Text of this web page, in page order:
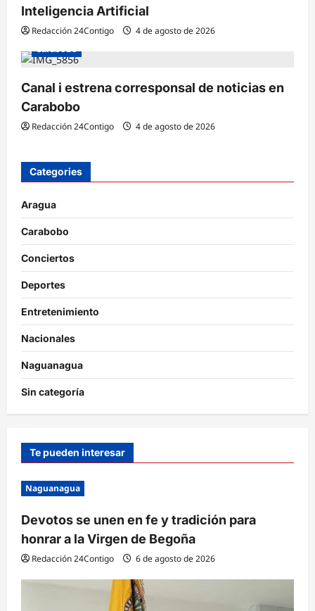
Inteligencia Artificial
Redacción 24Contigo
4 de agosto de 2026
Carabobo
Canal i estrena corresponsal de noticias en
Carabobo
Redacción 24Contigo 4 de agosto de 2026
Categories
Aragua
Carabobo
Conciertos
Deportes
Entretenimiento
Nacionales
Naguanagua
Sin categoría
Te pueden interesar
Naguanagua
Devotos se unen en fe y tradición para
honrar a la Virgen de Begoña
Redacción 24Contigo 6 de agosto de 2026